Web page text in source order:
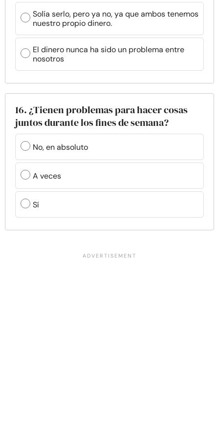
Solía serlo, pero ya no, ya que ambos tenemos
nuestro propio dinero.
El dinero nunca ha sido un problema entre
nosotros
16. ¿Tienen problemas para hacer cosas
juntos durante los fines de semana?
No, en absoluto
A veces
Sí